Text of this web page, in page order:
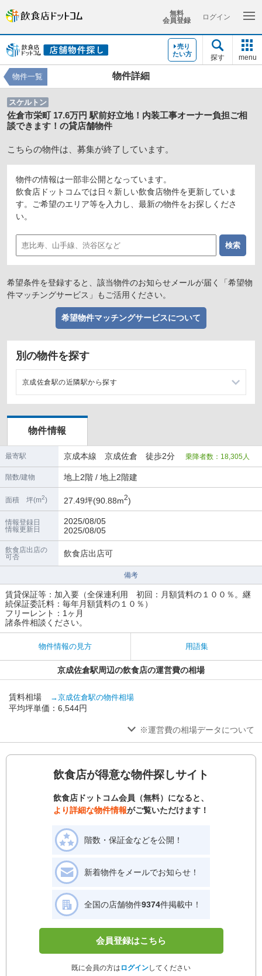
無料
会員登録
ログイン
売り
たい方
探す menu
物件詳細
物件一覧
スケルトン
佐倉市栄町 17.6万円 駅前好立地！内装工事オーナー負担ご相
談できます！の貸店舗物件
こちらの物件は、募集が終了しています。
物件の情報は一部非公開となっています。
飲食店ドットコムでは日々新しい飲食店物件を更新していま
す。ご希望のエリア等を入力し、最新の物件をお探しくださ
い。
希望条件を登録すると、該当物件のお知らせメールが届く「希望物
件マッチングサービス」もご活用ください。
希望物件マッチングサービスについて
別の物件を探す
京成佐倉駅の近隣駅から探す
ユーカリが丘駅の店舗物件・貸店舗・テナント一覧
物件情報
最寄駅 京成本線 京成佐倉 徒歩2分 乗降者数：18,305人
階数/建物 地上2階 / 地上2階建
面積 坪(m2) 27.49坪(90.88m2)
情報登録日
情報更新日
2025/08/05
2025/08/05
飲食店出店の
可否
飲食店出店可
備考
賃貸保証等：加入要（全保連利用 初回：月額賃料の１００％。継
続保証委託料：毎年月額賃料の１０％）
フリーレント：1ヶ月
諸条件相談ください。
物件情報の見方 用語集
京成佐倉駅周辺の飲食店の運営費の相場
賃料相場 →京成佐倉駅の物件相場
平均坪単価：6,544円
※運営費の相場データについて
飲食店が得意な物件探しサイト
飲食店ドットコム会員（無料）になると、
より詳細な物件情報がご覧いただけます！
階数・保証金などを公開！
新着物件をメールでお知らせ！
全国の店舗物件9374件掲載中！
会員登録はこちら
既に会員の方は ログインしてください